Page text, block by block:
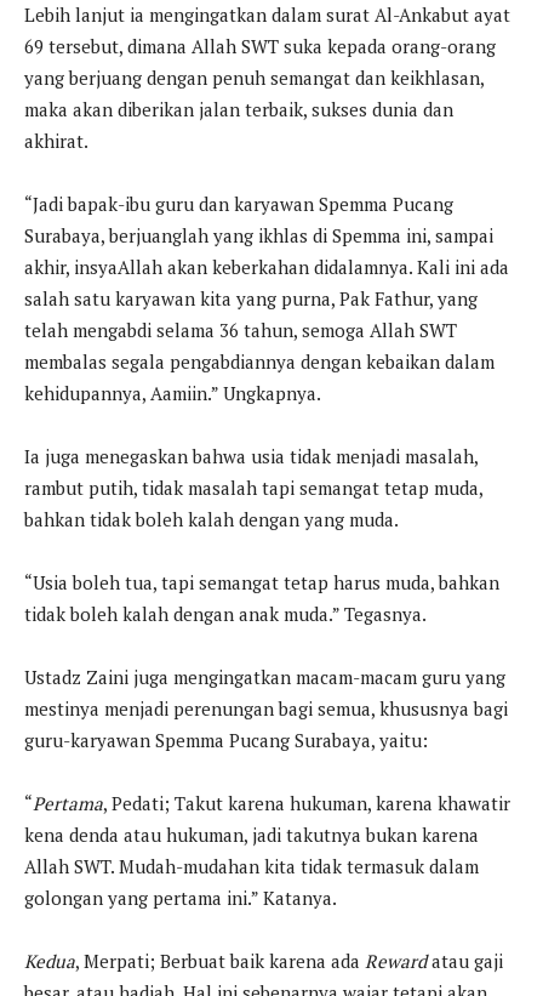
Lebih lanjut ia mengingatkan dalam surat Al-Ankabut ayat
69 tersebut, dimana Allah SWT suka kepada orang-orang
yang berjuang dengan penuh semangat dan keikhlasan,
maka akan diberikan jalan terbaik, sukses dunia dan
akhirat.
“Jadi bapak-ibu guru dan karyawan Spemma Pucang
Surabaya, berjuanglah yang ikhlas di Spemma ini, sampai
akhir, insyaAllah akan keberkahan didalamnya. Kali ini ada
salah satu karyawan kita yang purna, Pak Fathur, yang
telah mengabdi selama 36 tahun, semoga Allah SWT
membalas segala pengabdiannya dengan kebaikan dalam
kehidupannya, Aamiin.” Ungkapnya.
Ia juga menegaskan bahwa usia tidak menjadi masalah,
rambut putih, tidak masalah tapi semangat tetap muda,
bahkan tidak boleh kalah dengan yang muda.
“Usia boleh tua, tapi semangat tetap harus muda, bahkan
tidak boleh kalah dengan anak muda.” Tegasnya.
Ustadz Zaini juga mengingatkan macam-macam guru yang
mestinya menjadi perenungan bagi semua, khususnya bagi
guru-karyawan Spemma Pucang Surabaya, yaitu:
“Pertama, Pedati; Takut karena hukuman, karena khawatir
kena denda atau hukuman, jadi takutnya bukan karena
Allah SWT. Mudah-mudahan kita tidak termasuk dalam
golongan yang pertama ini.” Katanya.
Kedua, Merpati; Berbuat baik karena ada Rewardatau gaji